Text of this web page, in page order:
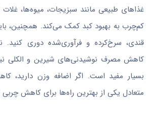
غذاهای طبیعی مانند سبزیجات، میوه‌ها،
کم‌چرب به بهبود کبد کمک می‌کند. همچنین،
قندی، سرخ‌کرده و فرآوری‌شده دوری
کاهش مصرف نوشیدنی‌های شیرین و الکلی
بسیار مفید است. اگر اضافه وزن دارید،
متعادل یکی از بهترین راه‌ها برای کاهش